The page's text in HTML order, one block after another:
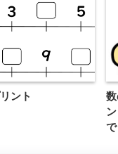
ント
で